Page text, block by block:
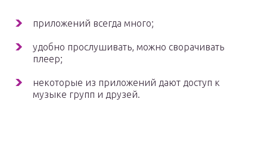
приложений всегда много;
удобно прослушивать, можно сворачивать
плеер;
некоторые из приложений дают доступ к
музыке групп и друзей.